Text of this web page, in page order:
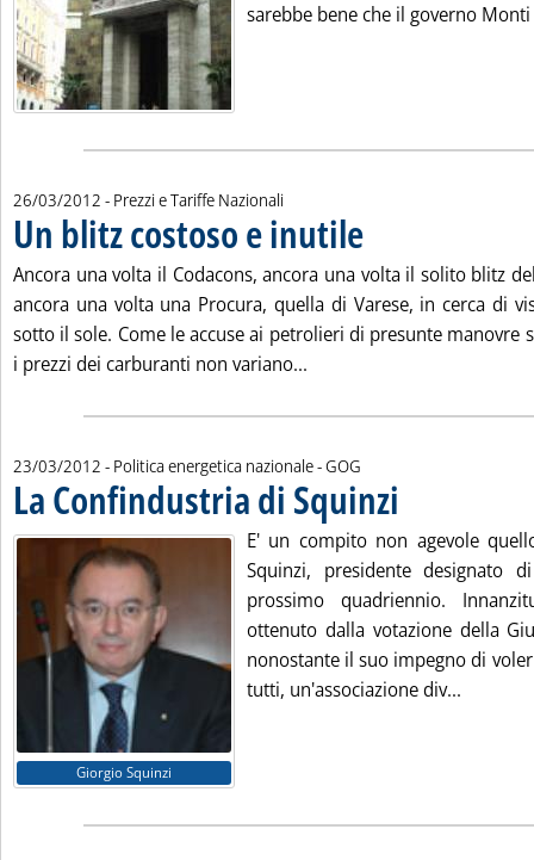
sarebbe bene che il governo
26/03/2012 - Prezzi e Tariffe Nazionali
Un blitz costoso e inutile
Ancora una volta il Codacons, ancora una volta il solito blitz
ancora una volta una Procura, quella di Varese, in cerca di
sotto il sole. Come le accuse ai petrolieri di presunte manovre
i prezzi dei carburanti non variano...
23/03/2012 - Politica energetica nazionale -di:
GOG
La Confindustria di Squinzi
Giorgio Squinzi
E' un compito non agevole
Squinzi, presidente designato
prossimo quadriennio.
ottenuto dalla votazione della
nonostante il suo impegno di
tutti, un'associazione div...